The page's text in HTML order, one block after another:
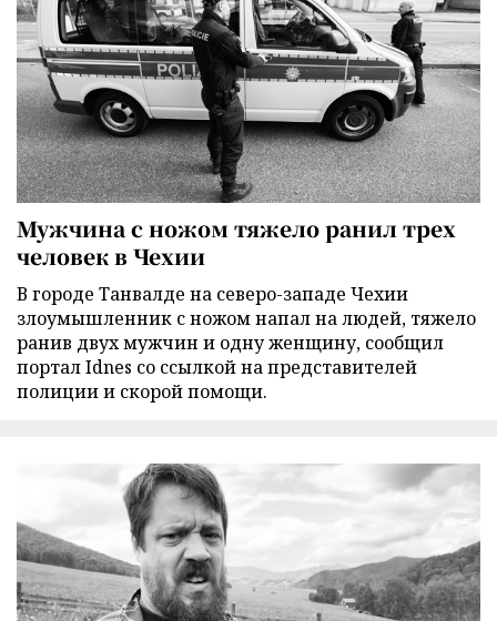
Мужчина с ножом тяжело ранил трех
человек в Чехии
В городе Танвалде на северо-западе Чехии
злоумышленник с ножом напал на людей, тяжело
ранив двух мужчин и одну женщину, сообщил
портал Idnes со ссылкой на представителей
полиции и скорой помощи.